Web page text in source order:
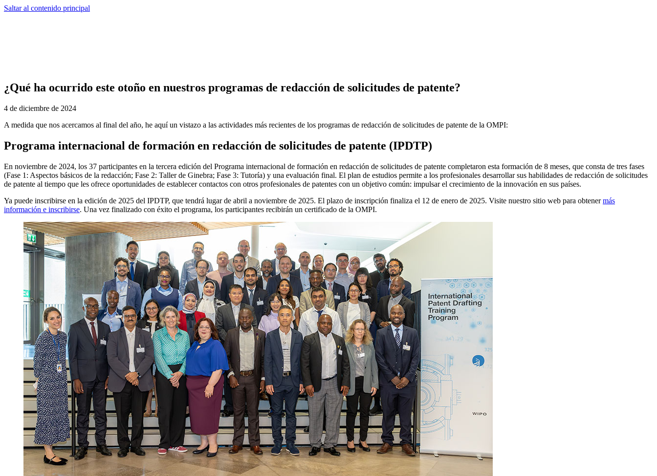
Saltar al contenido principal
¿Qué ha ocurrido este otoño en nuestros programas de redacción de solicitudes de patente?
4 de diciembre de 2024
A medida que nos acercamos al final del año, he aquí un vistazo a las actividades más recientes de los programas de redacción de solicitudes de patente de la OMPI:
Programa internacional de formación en redacción de solicitudes de patente (IPDTP)
En noviembre de 2024, los 37 participantes en la tercera edición del Programa internacional de formación en redacción de solicitudes de patente completaron esta formación de 8 meses, que consta de tres fases
(Fase 1: Aspectos básicos de la redacción; Fase 2: Taller de Ginebra; Fase 3: Tutoría) y una evaluación final. El plan de estudios permite a los profesionales desarrollar sus habilidades de redacción de solicitudes
de patente al tiempo que les ofrece oportunidades de establecer contactos con otros profesionales de patentes con un objetivo común: impulsar el crecimiento de la innovación en sus países.
Ya puede inscribirse en la edición de 2025 del IPDTP, que tendrá lugar de abril a noviembre de 2025. El plazo de inscripción finaliza el 12 de enero de 2025. Visite nuestro sitio web para obtenermás
información e inscribirse. Una vez finalizado con éxito el programa, los participantes recibirán un certificado de la OMPI.